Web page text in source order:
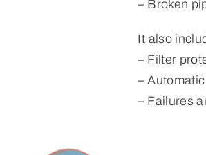
– Broken
It also
– Filter
–
– Failures